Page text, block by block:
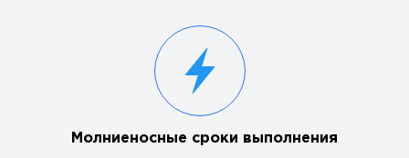
Молниеносные сроки выполнения